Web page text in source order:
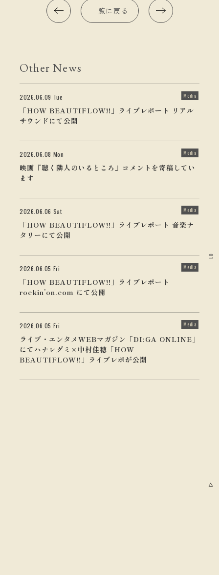
01
一覧に戻る
Other News
2026.06.09 Tue Media
「HOW BEAUTIFLOW!!」ライブレポート リアル
サウンドにて公開
2026.06.08 Mon Media
映画『聴く隣人のいるところ』コメントを寄稿してい
ます
2026.06.06 Sat Media
「HOW BEAUTIFLOW!!」ライブレポート 音楽ナ
タリーにて公開
2026.06.05 Fri Media
「HOW BEAUTIFLOW!!」ライブレポート
rockin’on.com にて公開
2026.06.05 Fri Media
ライブ・エンタメWEBマガジン「DI:GA ONLINE」
にてハナレグミ×中村佳穂「HOW
BEAUTIFLOW!!」ライブレポが公開